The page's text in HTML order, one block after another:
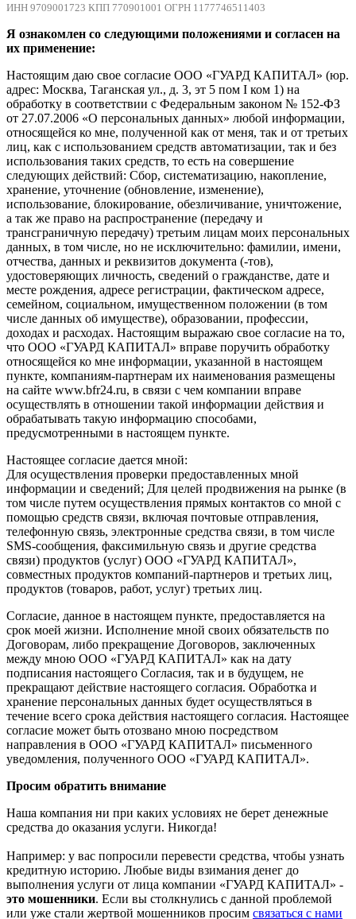
ИНН 9709001723 КПП 770901001 ОГРН 1177746511403
Я ознакомлен со следующими положениями и согласен на
их применение:
Настоящим даю свое согласие ООО «ГУАРД КАПИТАЛ» (юр.
адрес: Москва, Таганская ул., д. 3, эт 5 пом I ком 1) на
обработку в соответствии с Федеральным законом № 152-ФЗ
от 27.07.2006 «О персональных данных» любой информации,
относящейся ко мне, полученной как от меня, так и от третьих
лиц, как с использованием средств автоматизации, так и без
использования таких средств, то есть на совершение
следующих действий: Сбор, систематизацию, накопление,
хранение, уточнение (обновление, изменение),
использование, блокирование, обезличивание, уничтожение,
а так же право на распространение (передачу и
трансграничную передачу) третьим лицам моих персональных
данных, в том числе, но не исключительно: фамилии, имени,
отчества, данных и реквизитов документа (-тов),
удостоверяющих личность, сведений о гражданстве, дате и
месте рождения, адресе регистрации, фактическом адресе,
семейном, социальном, имущественном положении (в том
числе данных об имуществе), образовании, профессии,
доходах и расходах. Настоящим выражаю свое согласие на то,
что ООО «ГУАРД КАПИТАЛ» вправе поручить обработку
относящейся ко мне информации, указанной в настоящем
пункте, компаниям-партнерам их наименования размещены
на сайте www.bfr24.ru, в связи с чем компании вправе
осуществлять в отношении такой информации действия и
обрабатывать такую информацию способами,
предусмотренными в настоящем пункте.
Настоящее согласие дается мной:
Для осуществления проверки предоставленных мной
информации и сведений; Для целей продвижения на рынке (в
том числе путем осуществления прямых контактов со мной с
помощью средств связи, включая почтовые отправления,
телефонную связь, электронные средства связи, в том числе
SMS-сообщения, факсимильную связь и другие средства
связи) продуктов (услуг) ООО «ГУАРД КАПИТАЛ»,
совместных продуктов компаний-партнеров и третьих лиц,
продуктов (товаров, работ, услуг) третьих лиц.
Согласие, данное в настоящем пункте, предоставляется на
срок моей жизни. Исполнение мной своих обязательств по
Договорам, либо прекращение Договоров, заключенных
между мною ООО «ГУАРД КАПИТАЛ» как на дату
подписания настоящего Согласия, так и в будущем, не
прекращают действие настоящего согласия. Обработка и
хранение персональных данных будет осуществляться в
течение всего срока действия настоящего согласия. Настоящее
согласие может быть отозвано мною посредством
направления в ООО «ГУАРД КАПИТАЛ» письменного
уведомления, полученного ООО «ГУАРД КАПИТАЛ».
Просим обратить внимание
Наша компания ни при каких условиях не берет денежные
средства до оказания услуги. Никогда!
Например: у вас попросили перевести средства, чтобы узнать
кредитную историю. Любые виды взимания денег до
выполнения услуги от лица компании «ГУАРД КАПИТАЛ» -
это мошенники. Если вы столкнулись с данной проблемой
или уже стали жертвой мошенников просим связаться с нами